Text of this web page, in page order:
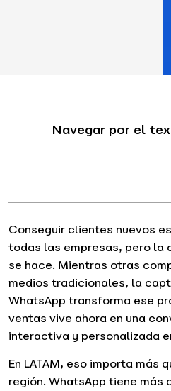
Navegar por el
Conseguir clientes nuevos
todas las empresas, pero la
se hace. Mientras otras
medios tradicionales, la
WhatsApp transforma ese
ventas vive ahora en una
interactiva y personalizada
En LATAM, eso importa más
región. WhatsApp tiene más